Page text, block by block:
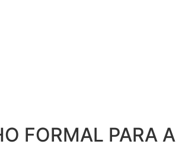
FORMAL PARA A